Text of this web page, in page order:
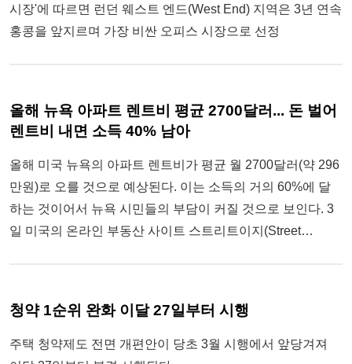
시장'에 따르면 런던 웨스트 엔드(West End) 지역은 3년 연속
홍콩을 앞지르며 가장 비싼 오피스 시장으로 선정
올해 뉴욕 아파트 렌트비 평균 2700달러... 돈 벌어
렌트비 내면 소득 40% 남아
올해 미국 뉴욕의 아파트 렌트비가 평균 월 2700달러(약 296
만원)로 오를 것으로 예상된다. 이는 소득의 거의 60%에 달
하는 것이어서 뉴욕 시민들의 부담이 커질 것으로 보인다. 3
일 미국의 온라인 부동산 사이트 스트리트이지(Street…
청약 1순위 완화 이달 27일부터 시행
주택 청약제도 전면 개편안이 당초 3월 시행에서 앞당겨져